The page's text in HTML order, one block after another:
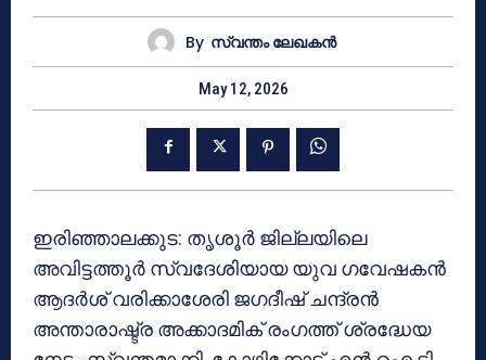
By സ്വന്തം ലേഖകന്‍
May 12, 2026
ഇരിഞ്ഞാലക്കുട: തൃശൂർ ജില്ലയിലെ
അവിട്ടത്തൂർ സ്വദേശിയായ യുവ ഗവേഷകൻ
ആദർശ് വരിക്കാശേരി ജഗദീഷ് ചന്ദ്രൻ
അന്താരാഷ്ട്ര അക്കാദമിക് രംഗത്ത് ശ്രദ്ധേയ